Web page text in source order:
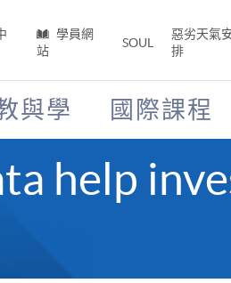
學員網
站
SOUL
惡劣天氣
排
與學 國際課程
help